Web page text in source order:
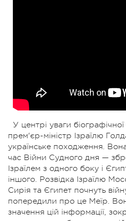
У центрі уваги
прем'єр-міністр Ізраїлю
українське походження.
час Війни Судного дня —
Ізраїлем з одного боку і
іншого. Розвідка Ізраїлю
Сирія та Єгипет почнуть
попередили про це Меїр.
значення цій інформації,